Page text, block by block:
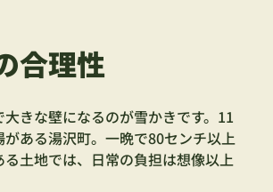
合理性
きな壁になるのが雪かきです。11
ある湯沢町。一晩で80センチ以上
土地では、日常の負担は想像以上